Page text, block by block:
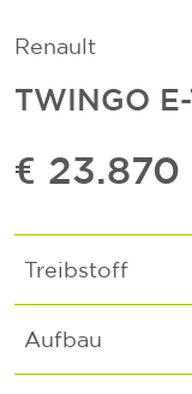
Renault
TWINGO
€ 23.870
Treibstoff
Aufbau